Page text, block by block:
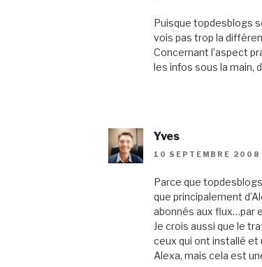
Puisque topdesblogs
vois pas trop la
Concernant l’aspect
les infos sous la main,
Yves
10 SEPTEMBRE
Parce que
que principalement
abonnés aux flux…par
Je crois aussi que le
ceux qui ont installé et
Alexa, mais cela est